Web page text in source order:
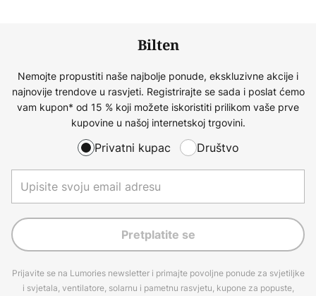
Bilten
Nemojte propustiti naše najbolje ponude, ekskluzivne akcije i
najnovije trendove u rasvjeti. Registrirajte se sada i poslat ćemo
vam kupon* od 15 % koji možete iskoristiti prilikom vaše prve
kupovine u našoj internetskoj trgovini.
Privatni kupac Društvo
Pretplatite se
Prijavite se na Lumories newsletter i primajte povoljne ponude za svjetiljke
i svjetala, ventilatore, solarnu i pametnu rasvjetu, kupone za popuste,